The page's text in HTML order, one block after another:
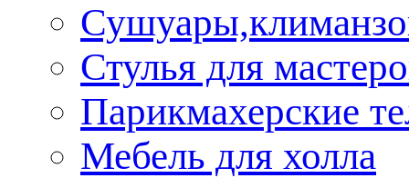
Стулья для
Парикмахерские
Мебель для холла